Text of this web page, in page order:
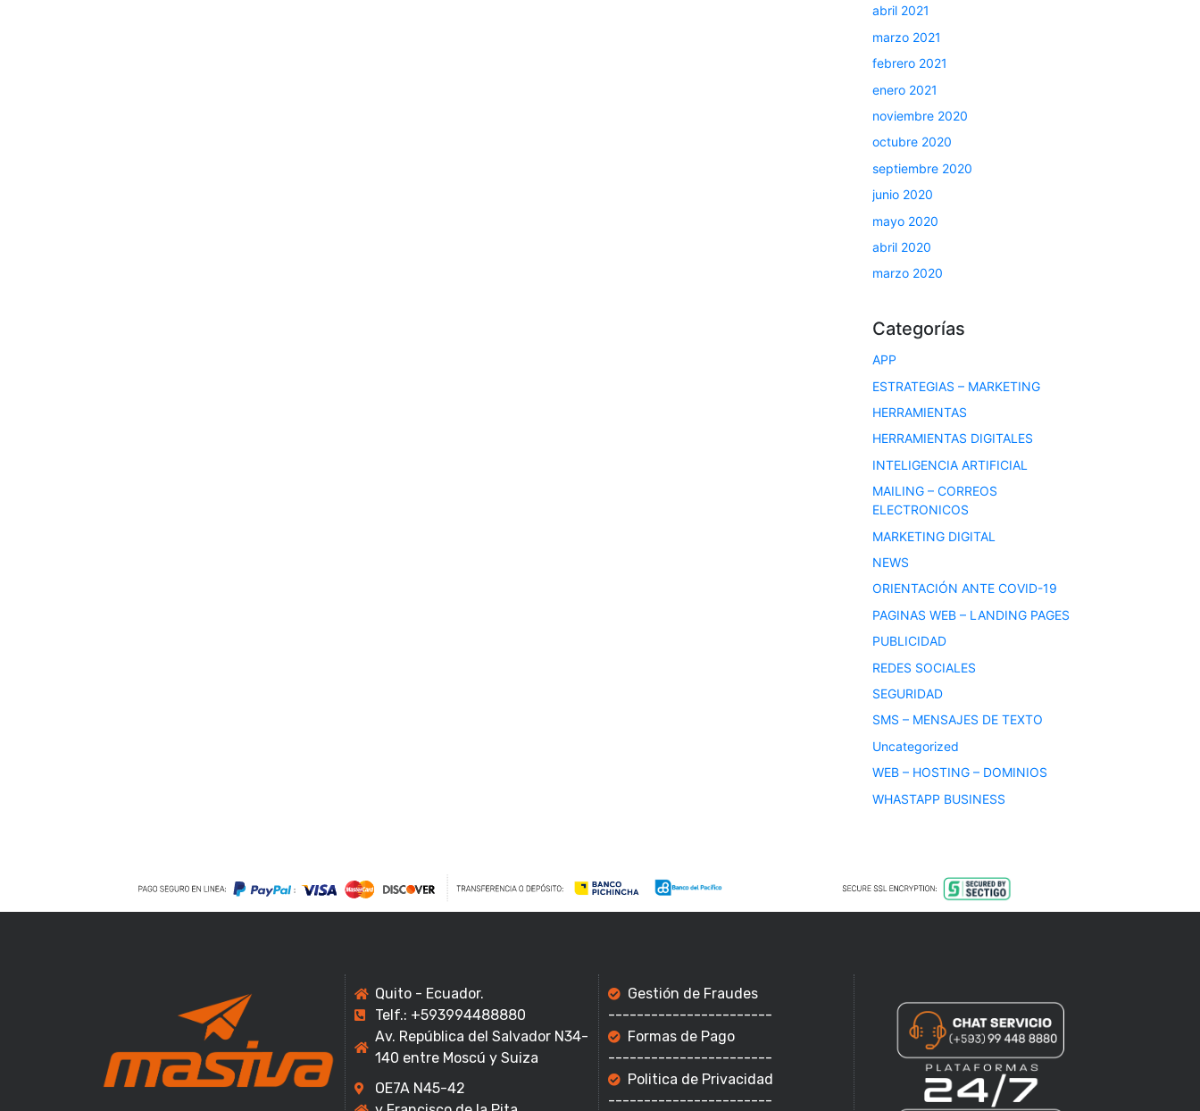
abril 2021
marzo 2021
febrero 2021
enero 2021
noviembre 2020
octubre 2020
septiembre 2020
junio 2020
mayo 2020
abril 2020
marzo 2020
Categorías
APP
ESTRATEGIAS – MARKETING
HERRAMIENTAS
HERRAMIENTAS DIGITALES
INTELIGENCIA ARTIFICIAL
MAILING – CORREOS
ELECTRONICOS
MARKETING DIGITAL
NEWS
ORIENTACIÓN ANTE COVID-19
PAGINAS WEB – LANDING PAGES
PUBLICIDAD
REDES SOCIALES
SEGURIDAD
SMS – MENSAJES DE TEXTO
Uncategorized
WEB – HOSTING – DOMINIOS
WHASTAPP BUSINESS
Quito - Ecuador.
Telf.: +593994488880
Av. República del Salvador N34-
140 entre Moscú y Suiza
OE7A N45-42
Gestión de Fraudes
-----------------------
Formas de Pago
-----------------------
Politica de Privacidad
-----------------------